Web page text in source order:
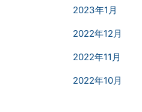
2023年1月
2022年12月
2022年11月
2022年10月